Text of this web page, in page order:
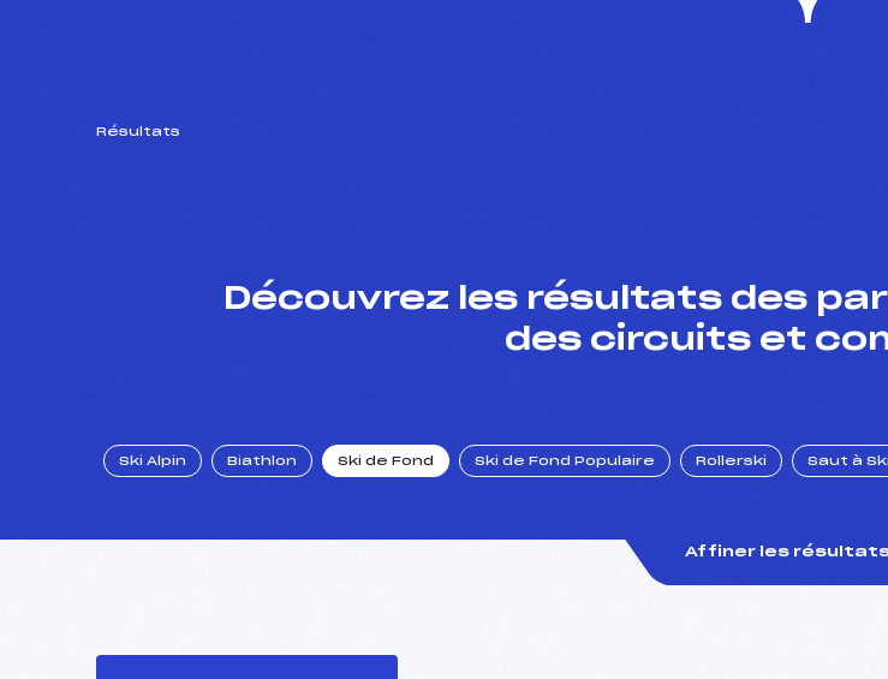
Résultats
Découvrez les résultats des
des circuits et
Ski Alpin Biathlon Ski de Fond Ski de Fond Populaire Rollerski Saut à Ski
Affiner les